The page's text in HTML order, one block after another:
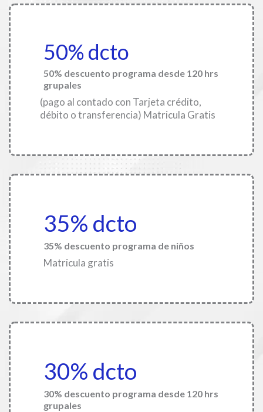
50% dcto
50% descuento programa desde 120 hrs
grupales
(pago al contado con Tarjeta crédito,
débito o transferencia) Matricula Gratis
35% dcto
35% descuento programa de niños
Matricula gratis
30% dcto
30% descuento programa desde 120 hrs
grupales